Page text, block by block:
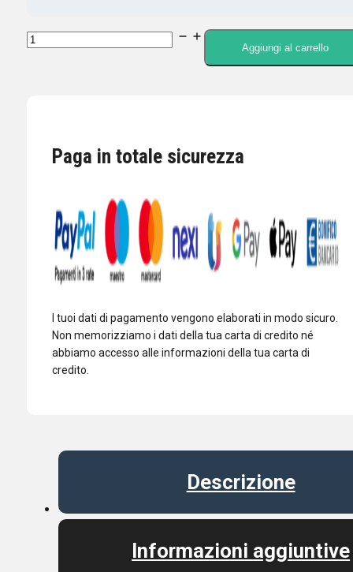
DIAMOND
Aggiungi al carrello
Paga in totale sicurezza
I tuoi dati di pagamento vengono elaborati in modo sicuro.
Non memorizziamo i dati della tua carta di credito né
abbiamo accesso alle informazioni della tua carta di
credito.
Descrizione
Informazioni aggiuntive